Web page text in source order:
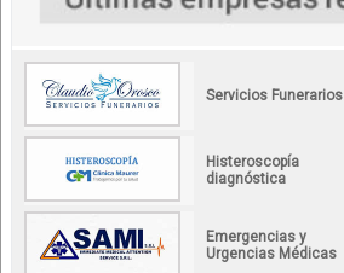
Servicios Funerarios
Histeroscopía
diagnóstica
Emergencias y
Urgencias Médicas